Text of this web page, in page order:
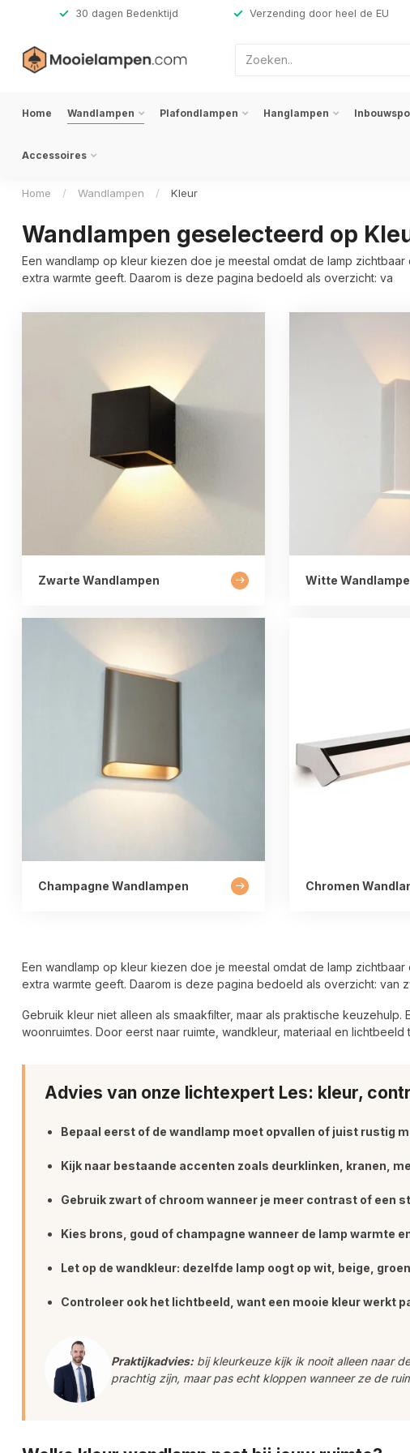
30 dagen Bedenktijd Verzending door heel de EU
Home Wandlampen Plafondlampen Hanglampen
Accessoires
Home / Wandlampen / Kleur
Wandlampen geselecteerd op
Een wandlamp op kleur kiezen doe je meestal omdat de lamp
extra warmte geeft. Daarom is deze pagina bedoeld als overzicht: va
Zwarte Wandlampen Witte
Champagne Wandlampen Chromen
Een wandlamp op kleur kiezen doe je meestal omdat de lamp
extra warmte geeft. Daarom is deze pagina bedoeld als overzicht:
Gebruik kleur niet alleen als smaakfilter, maar als praktische
woonruimtes. Door eerst naar ruimte, wandkleur, materiaal en
Advies van onze lichtexpert Les: kleur,
Bepaal eerst of de wandlamp moet opvallen of juist rustig
Kijk naar bestaande accenten zoals deurklinken, kranen,
Gebruik zwart of chroom wanneer je meer contrast of een
Kies brons, goud of champagne wanneer de lamp warmte
Let op de wandkleur: dezelfde lamp oogt op wit, beige,
Controleer ook het lichtbeeld, want een mooie kleur werkt
Praktijkadvies: bij kleurkeuze kijk ik nooit alleen naar
prachtig zijn, maar pas echt kloppen wanneer ze de